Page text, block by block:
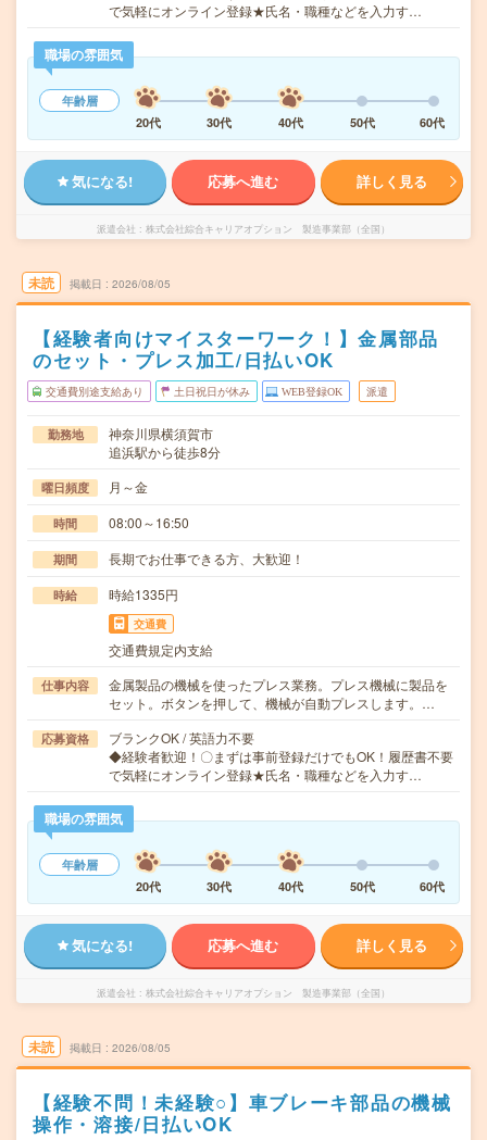
で気軽にオンライン登録★氏名・職種などを入力す…
職場の雰囲気
年齢層
20代
30代 40代 50代 60代
気になる! 応募へ進む 詳しく見る
派遣会社 株式会社綜合キャリアオプション 製造事業部（全国）
未読 掲載日 2026/08/05
【経験者向けマイスターワーク！】金属部品
のセット・プレス加工/日払いOK
交通費別途支給あり 土日祝日が休み WEB登録OK 派遣
勤務地
神奈川県横須賀市
追浜駅から徒歩8分
曜日頻度 月～金
時間 08:00～16:50
期間 長期でお仕事できる方、大歓迎！
時給 時給1335円
交通費
交通費規定内支給
仕事内容
金属製品の機械を使ったプレス業務。プレス機械に製品を
セット。ボタンを押して、機械が自動プレスします。…
応募資格
ブランクOK / 英語力不要
◆経験者歓迎！〇まずは事前登録だけでもOK！履歴書不要
で気軽にオンライン登録★氏名・職種などを入力す…
職場の雰囲気
年齢層
20代
30代 40代 50代 60代
気になる! 応募へ進む 詳しく見る
派遣会社 株式会社綜合キャリアオプション 製造事業部（全国）
未読 掲載日 2026/08/05
【経験不問！未経験○】車ブレーキ部品の機械
操作・溶接/日払いOK